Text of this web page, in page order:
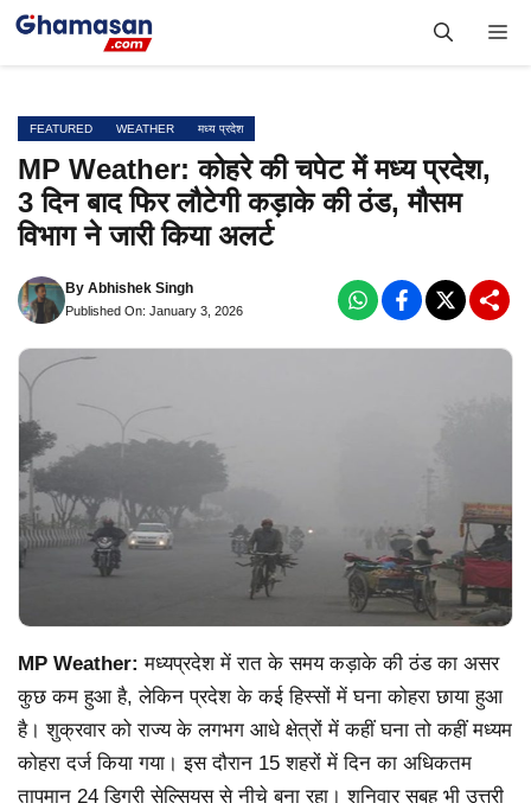
Skip
FEATURED WEATHER मध्य प्रदेश
MP Weather: कोहरे की चपेट में मध्य प्रदेश,
3 दिन बाद फिर लौटेगी कड़ाके की ठंड, मौसम
विभाग ने जारी किया अलर्ट
By Abhishek Singh
Published On: January 3, 2026
MP Weather: मध्यप्रदेश में रात के समय कड़ाके की ठंड का असर
कुछ कम हुआ है, लेकिन प्रदेश के कई हिस्सों में घना कोहरा छाया हुआ
है। शुक्रवार को राज्य के लगभग आधे क्षेत्रों में कहीं घना तो कहीं मध्यम
कोहरा दर्ज किया गया। इस दौरान 15 शहरों में दिन का अधिकतम
तापमान 24 डिग्री सेल्सियस से नीचे बना रहा। शनिवार सुबह भी उत्तरी